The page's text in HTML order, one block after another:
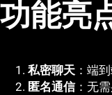
功能亮
私密聊天 ：端
匿名通信：无